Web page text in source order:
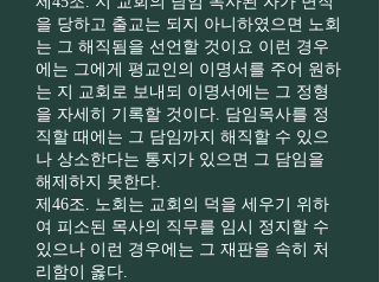
을 당하고 출교는 되지 아니하였으면 노회
는 그 해직됨을 선언할 것이요 이런 경우
에는 그에게 평교인의 이명서를 주어 원하
는 지 교회로 보내되 이명서에는 그 정형
을 자세히 기록할 것이다. 담임목사를 정
직할 때에는 그 담임까지 해직할 수 있으
나 상소한다는 통지가 있으면 그 담임을
해제하지 못한다.
제46조. 노회는 교회의 덕을 세우기 위하
여 피소된 목사의 직무를 임시 정지할 수
있으나 이런 경우에는 그 재판을 속히 처
리함이 옳다.